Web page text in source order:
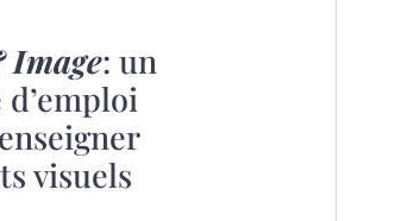
: un
visuels